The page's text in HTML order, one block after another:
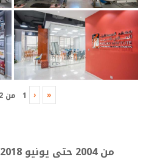
«
‹
1 من 2
من 2004 حتى يونيو 2018 موقع الحمرة ، جدة